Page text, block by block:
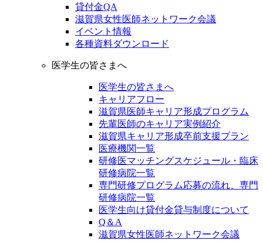
貸付金QA
滋賀県女性医師ネットワーク会議
イベント情報
各種資料ダウンロード
医学生の皆さまへ
医学生の皆さまへ
キャリアフロー
滋賀県医師キャリア形成プログラム
先輩医師のキャリア実例紹介
滋賀県キャリア形成卒前支援プラン
医療機関一覧
研修医マッチングスケジュール・臨床
研修病院一覧
専門研修プログラム応募の流れ、専門
研修病院一覧
医学生向け貸付金貸与制度について
Q＆A
滋賀県女性医師ネットワーク会議